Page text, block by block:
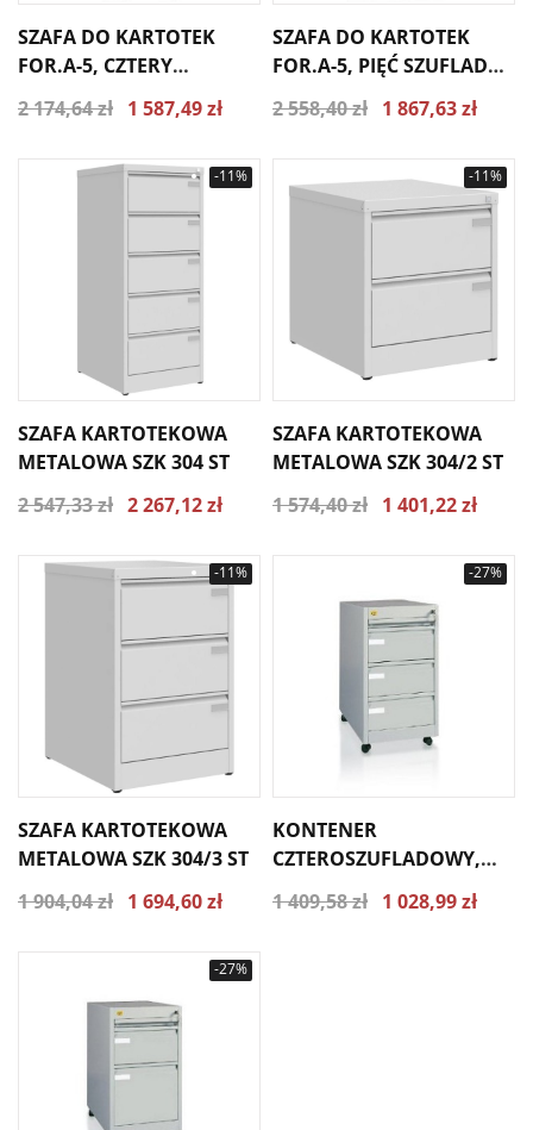
SZAFA DO KARTOTEK
FOR.A-5, CZTERY
SZUFLADY A5/4S
2 174,64 zł 1 587,49 zł
SZAFA DO KARTOTEK
FOR.A-5, PIĘĆ SZUFLAD
2 558,40 zł 1 867,63 zł
-11%
SZAFA KARTOTEKOWA
METALOWA SZK 304 ST
2 547,33 zł 2 267,12 zł
-11%
SZAFA KARTOTEKOWA
METALOWA SZK 304/2 ST
1 574,40 zł 1 401,22 zł
-11%
SZAFA KARTOTEKOWA
METALOWA SZK 304/3 ST
1 904,04 zł 1 694,60 zł
-27%
KONTENER
CZTEROSZUFLADOWY,
PRZYBIURKOWY NA
KÓŁKACH KB/4
1 409,58 zł 1 028,99 zł
-27%